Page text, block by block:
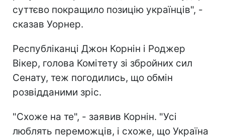
суттєво покращило позицію українців", -
сказав Уорнер.
Республіканці Джон Корнін і Роджер
Вікер, голова Комітету зі збройних сил
Сенату, теж погодились, що обмін
розвідданими зріс.
"Схоже на те", - заявив Корнін. "Усі
люблять переможців, і схоже, що Україна